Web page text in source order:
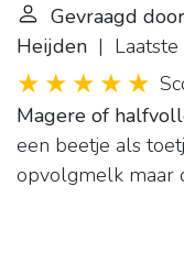
Gevraagd
Heijden | Laatste
Magere of
een beetje als
opvolgmelk maar